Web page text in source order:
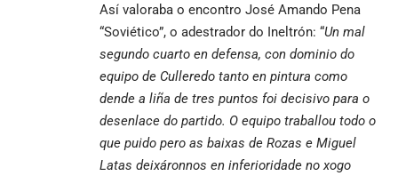
Así valoraba o encontro José Amando Pena
“Soviético”, o adestrador do Ineltrón: “Un mal
segundo cuarto en defensa, con dominio do
equipo de Culleredo tanto en pintura como
dende a liña de tres puntos foi decisivo para o
desenlace do partido. O equipo traballou todo o
que puido pero as baixas de Rozas e Miguel
Latas deixáronnos en inferioridade no xogo